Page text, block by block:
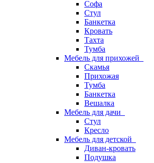
Софа
Стул
Банкетка
Кровать
Тахта
Тумба
Мебель для прихожей
Скамья
Прихожая
Тумба
Банкетка
Вешалка
Мебель для дачи
Стул
Кресло
Мебель для детской
Диван-кровать
Подушка